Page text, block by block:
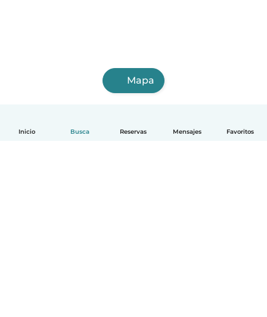
Inicio Busca Reservas Mensajes Favoritos
Mapa